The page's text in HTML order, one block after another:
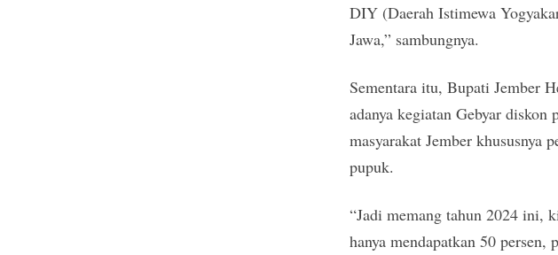
DIY (Daerah Istimewa
Jawa,” sambungnya.
Sementara itu, Bupati Jember
adanya kegiatan Gebyar
masyarakat Jember khususnya
pupuk.
“Jadi memang tahun 2024 ini,
hanya mendapatkan 50 persen,